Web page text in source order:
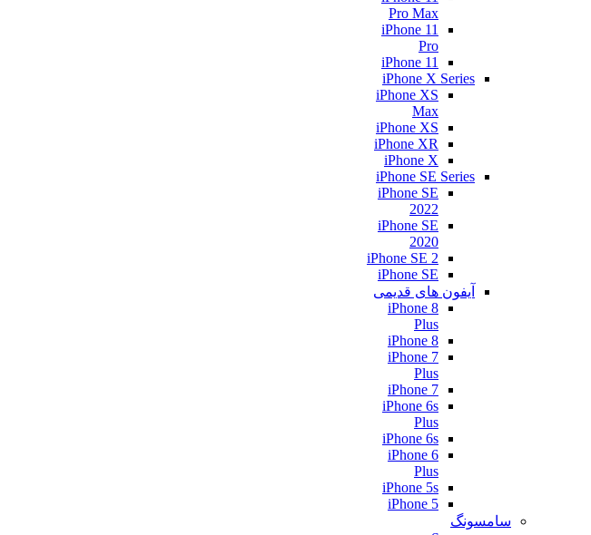
Pro Max
iPhone 11
Pro
iPhone 11
iPhone X Series
iPhone XS
Max
iPhone XS
iPhone XR
iPhone X
iPhone SE Series
iPhone SE
2022
iPhone SE
2020
iPhone SE 2
iPhone SE
آیفون های قدیمی
iPhone 8
Plus
iPhone 8
iPhone 7
Plus
iPhone 7
iPhone 6s
Plus
iPhone 6s
iPhone 6
Plus
iPhone 5s
iPhone 5
سامسونگ